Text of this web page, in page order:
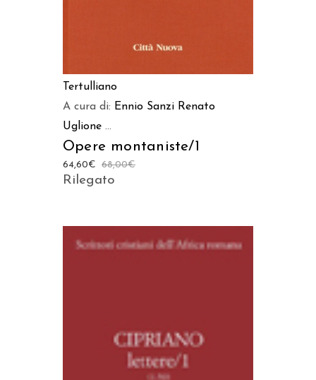
Tertulliano
A cura di: Ennio Sanzi Renato
Uglione ...
Opere montaniste/1
68,00€
64,60€
Rilegato
AGGIUNGI AL CARRELLO